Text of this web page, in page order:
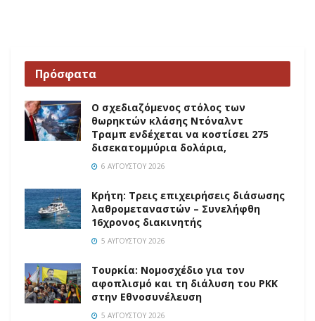
Πρόσφατα
Ο σχεδιαζόμενος στόλος των
θωρηκτών κλάσης Ντόναλντ
Τραμπ ενδέχεται να κοστίσει 275
δισεκατομμύρια δολάρια,
6 ΑΥΓΟΎΣΤΟΥ 2026
Κρήτη: Τρεις επιχειρήσεις διάσωσης
λαθρομεταναστών – Συνελήφθη
16χρονος διακινητής
5 ΑΥΓΟΎΣΤΟΥ 2026
Τουρκία: Νομοσχέδιο για τον
αφοπλισμό και τη διάλυση του PKK
στην Εθνοσυνέλευση
5 ΑΥΓΟΎΣΤΟΥ 2026